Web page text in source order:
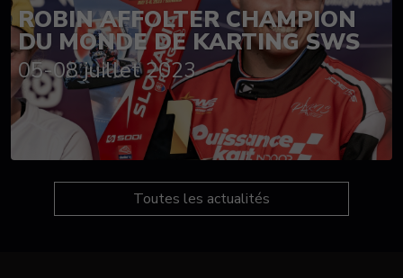
ROBIN AFFOLTER CHAMPION
DU MONDE DE KARTING SWS
05-08 juillet 2023
Toutes les actualités